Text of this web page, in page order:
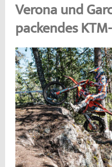
Verona und
packendes